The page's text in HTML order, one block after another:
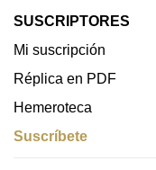
SUSCRIPTORES
Mi suscripción
Réplica en PDF
Hemeroteca
Suscríbete